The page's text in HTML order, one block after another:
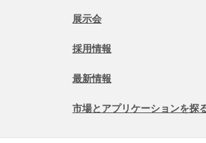
展示会
採用情報
最新情報
市場とアプリケーションを探